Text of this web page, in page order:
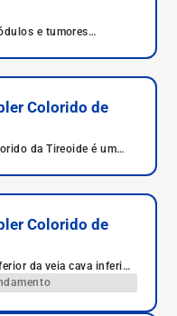
e tumores
Colorido de
da Tireoide é um
da glândula tireoide.
tireoidites, bócio e
Colorido de
da veia cava inferior,
coração da parte